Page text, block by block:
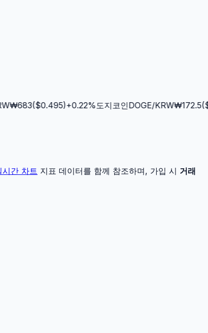
₩683($0.495)+0.22%도지코인DOGE/KRW₩172.5($
시간 차트 지표 데이터를 함께 참조하며, 가입 시 거래